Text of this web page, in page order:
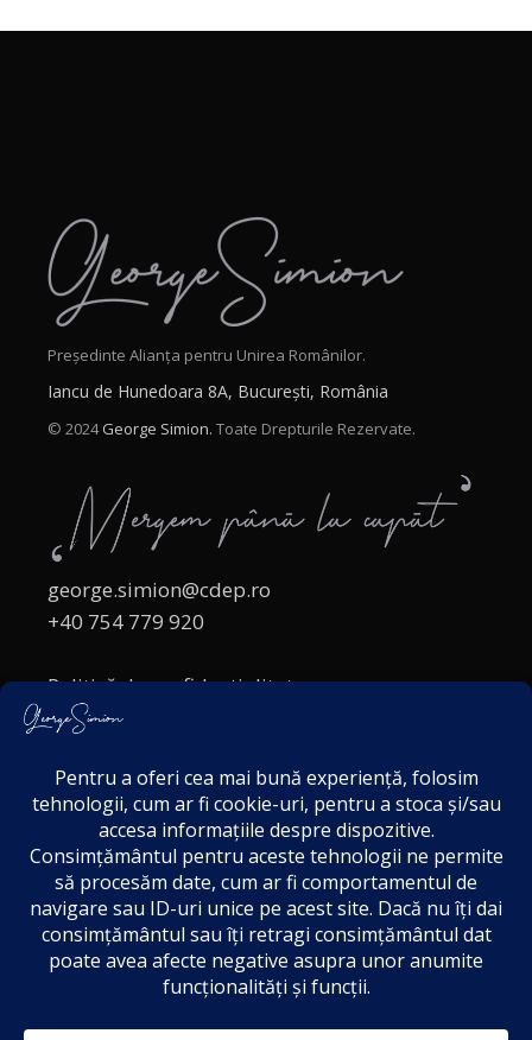
Președinte Alianța pentru Unirea Românilor.
Iancu de Hunedoara 8A, București, România
© 2024George Simion. Toate Drepturile Rezervate.
george.simion@cdep.ro
+40 754 779 920
Politică de confidențialitate
Politica cookies
Acordul de markting
Disclaimer